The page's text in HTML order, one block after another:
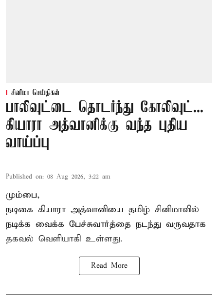
சினிமா செய்திகள்
பாலிவுட்டை தொடர்ந்து கோலிவுட்...
கியாரா அத்வானிக்கு வந்த புதிய
வாய்ப்பு
Published on: 08 Aug 2026, 3:22 am
மும்பை,
நடிகை கியாரா அத்வானியை தமிழ் சினிமாவில்
நடிக்க வைக்க பேச்சுவார்த்தை நடந்து வருவதாக
தகவல் வெளியாகி உள்ளது.
Read More